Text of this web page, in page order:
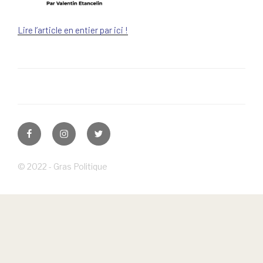
Lire l’article en entier par ici !
FacebookInstagramTwitter
© 2022 - Gras Politique